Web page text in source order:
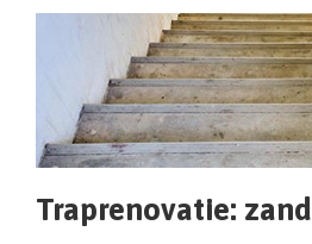
Traprenovatie: